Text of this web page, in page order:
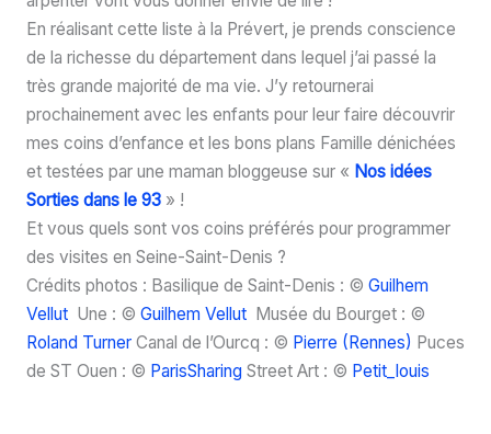
En réalisant cette liste à la Prévert, je prends conscience
de la richesse du département dans lequel j’ai passé la
très grande majorité de ma vie. J’y retournerai
prochainement avec les enfants pour leur faire découvrir
mes coins d’enfance et les bons plans Famille dénichées
et testées par une maman bloggeuse sur « Nos idées
Sorties dans le 93» !
Et vous quels sont vos coins préférés pour programmer
des visites en Seine-Saint-Denis ?
Crédits photos : Basilique de Saint-Denis : © Guilhem
Vellut Une : © Guilhem Vellut Musée du Bourget : ©
Roland Turner Canal de l’Ourcq : © Pierre (Rennes) Puces
de ST Ouen : © ParisSharingStreet Art : © Petit_louis